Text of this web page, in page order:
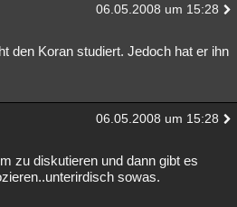
06.05.2008 um 15:28
den Koran studiert. Jedoch hat er ihn
06.05.2008 um 15:28
zu diskutieren und dann gibt es
sowas.